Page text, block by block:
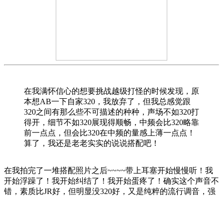
在我满怀信心的想要挑战越级打怪的时候发现，原
本想AB一下自家320，我放弃了，但我总感觉跟
320之间有那么些不可描述的种种，声场不如320打
得开，细节不如320展现得顺畅，中频会比320略靠
前一点点，但会比320在中频的量感上薄一点点！
算了，我还是老老实实的说说搭配吧！
在我拍完了一堆搭配照片之后~~~~带上耳塞开始慢慢听！我
开始浮躁了！我开始纠结了！我开始蛋疼了！确实这个声音不
错，素质比JR好，但明显没320好，又是纯粹的流行调音，强